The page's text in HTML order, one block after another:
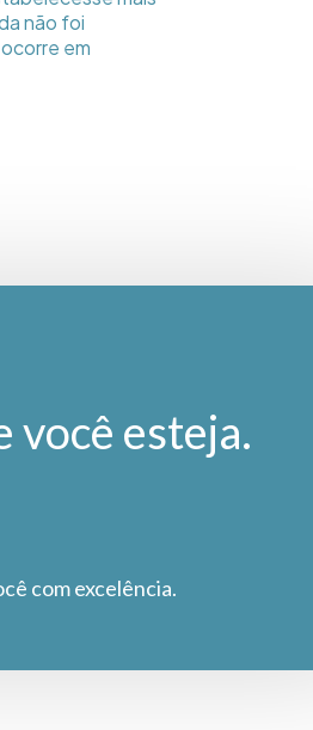
não foi
em
você esteja.
com excelência.